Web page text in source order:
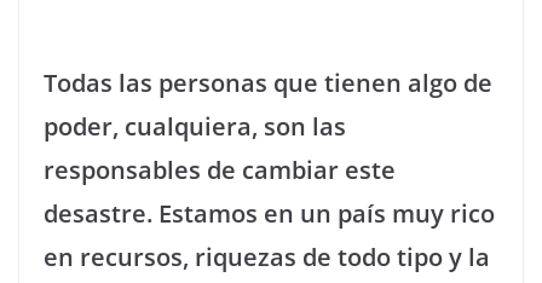
Todas las personas que tienen algo de
poder, cualquiera, son las
responsables de cambiar este
desastre. Estamos en un país muy rico
en recursos, riquezas de todo tipo y la